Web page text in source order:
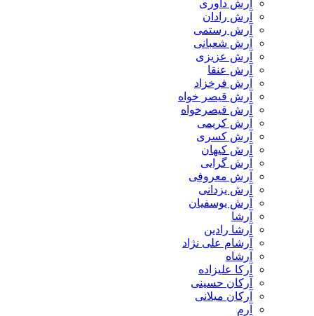
آرش داوری
آرش رادان
آرش رستمى
آرش شعبانی
آرش عزیزی
آرش عنقا
آرش فرخزاد
آرش قیصر خواه
آرش قیصرخواه
آرش کریمی
آرش کسری
آرش کیهان
آرش گرایی
آرش معروفی
آرش یزدانی
آرش یوسفیان
آرشا
آرشا رادین
آرشام علی نژاد
آرشاه
آرکا علیزاده
آرکان حسینی
آرکان میلانی
آرم